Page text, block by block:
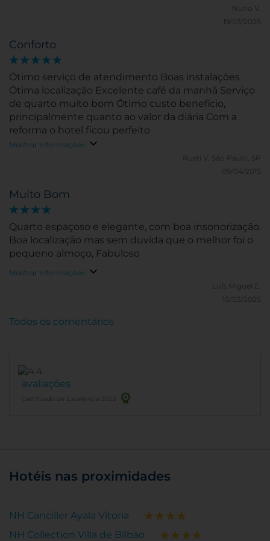
Nuno V.
19/03/2025
Conforto
Ótimo serviço de atendimento Boas instalações
Ótima localização Excelente café da manhã Serviço
de quarto muito bom Ótimo custo benefício,
principalmente quanto ao valor da diária Com a
reforma o hotel ficou perfeito
Mostrar informações
Rusti V.
São Paulo, SP
09/04/2015
Muito Bom
Quarto espaçoso e elegante, com boa insonorização.
Boa localização mas sem duvida que o melhor foi o
pequeno almoço, Fabuloso
Mostrar informações
Luís Miguel E.
10/03/2025
avaliações
Certificado de Excelência 2025
Todos os comentários
Hotéis nas proximidades
NH Canciller Ayala Vitoria
NH Collection Villa de Bilbao